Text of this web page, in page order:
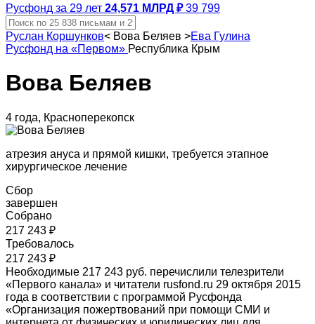
Русфонд за 29 лет 24,571 МЛРД ₽ 39 799
Руслан Коршунков< Вова Беляев >Ева Гулина
Русфонд на «Первом» Республика Крым
Вова Беляев
4 года, Красноперекопск
атрезия ануса и прямой кишки, требуется этапное
хирургическое лечение
Сбор
завершен
Собрано
217 243 ₽
Требовалось
217 243 ₽
Необходимые 217 243 руб. перечислили телезрители
«Первого канала» и читатели rusfond.ru 29 октября 2015
года в соответствии с программой Русфонда
«Организация пожертвований при помощи СМИ и